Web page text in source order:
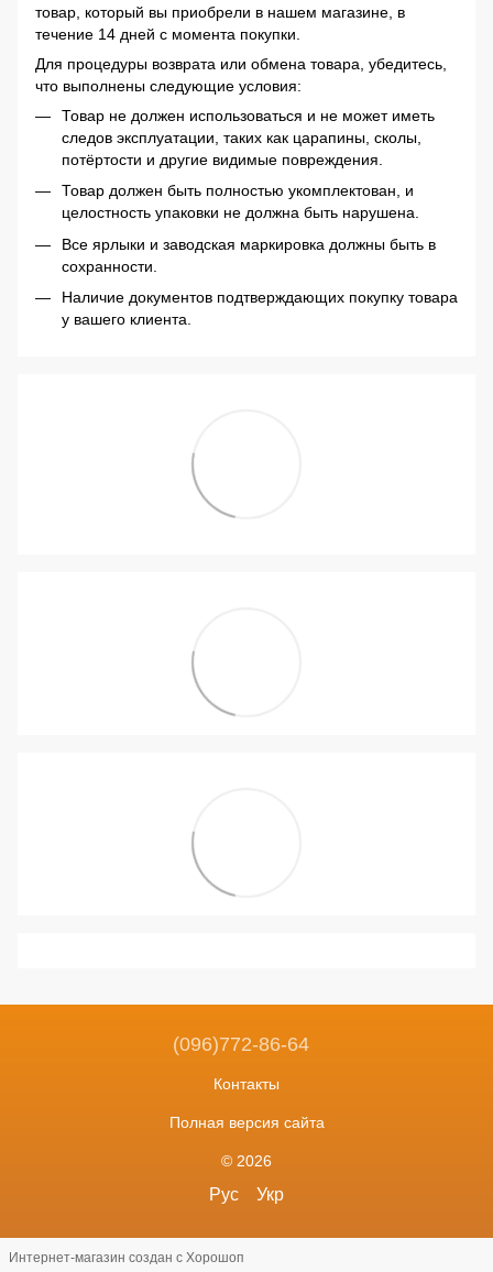
товар, который вы приобрели в нашем магазине, в
течение 14 дней с момента покупки.
Для процедуры возврата или обмена товара, убедитесь,
что выполнены следующие условия:
Товар не должен использоваться и не может иметь
следов эксплуатации, таких как царапины, сколы,
потёртости и другие видимые повреждения.
Товар должен быть полностью укомплектован, и
целостность упаковки не должна быть нарушена.
Все ярлыки и заводская маркировка должны быть в
сохранности.
Наличие документов подтверждающих покупку товара
у вашего клиента.
(096)772-86-64
Контакты
Полная версия сайта
© 2026
Рус Укр
Интернет-магазин создан с Хорошоп